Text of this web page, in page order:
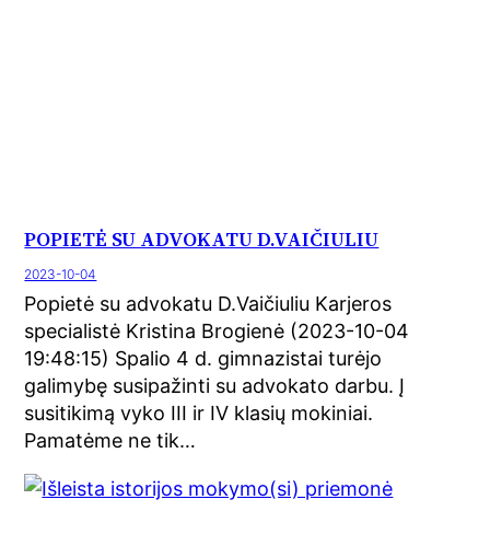
POPIETĖ SU ADVOKATU D.VAIČIULIU
2023-10-04
Popietė su advokatu D.Vaičiuliu Karjeros
specialistė Kristina Brogienė (2023-10-04
19:48:15) Spalio 4 d. gimnazistai turėjo
galimybę susipažinti su advokato darbu. Į
susitikimą vyko III ir IV klasių mokiniai.
Pamatėme ne tik…